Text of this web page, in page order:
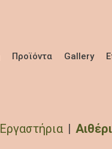
Προϊόντα Gallery
Εργαστήρια